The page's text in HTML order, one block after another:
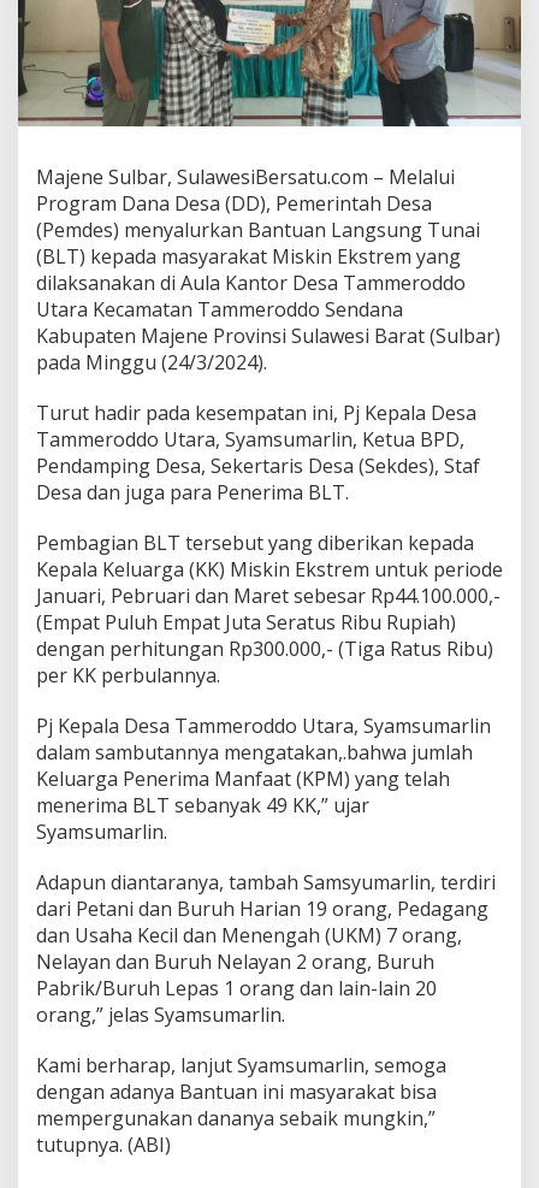
y
a
r
a
k
a
M
i
s
k
i
n
E
k
s
e
m
M
e
l
u
i
P
r
o
m
D
a
n
a
s
a
Majene Sulbar, SulawesiBersatu.com – Melalui
Program Dana Desa (DD), Pemerintah Desa
(Pemdes) menyalurkan Bantuan Langsung Tunai
(BLT) kepada masyarakat Miskin Ekstrem yang
dilaksanakan di Aula Kantor Desa Tammeroddo
Utara Kecamatan Tammeroddo Sendana
Kabupaten Majene Provinsi Sulawesi Barat (Sulbar)
pada Minggu (24/3/2024).
Turut hadir pada kesempatan ini, Pj Kepala Desa
Tammeroddo Utara, Syamsumarlin, Ketua BPD,
Pendamping Desa, Sekertaris Desa (Sekdes), Staf
Desa dan juga para Penerima BLT.
Pembagian BLT tersebut yang diberikan kepada
Kepala Keluarga (KK) Miskin Ekstrem untuk periode
Januari, Pebruari dan Maret sebesar Rp44.100.000,-
(Empat Puluh Empat Juta Seratus Ribu Rupiah)
dengan perhitungan Rp300.000,- (Tiga Ratus Ribu)
per KK perbulannya.
Pj Kepala Desa Tammeroddo Utara, Syamsumarlin
dalam sambutannya mengatakan,.bahwa jumlah
Keluarga Penerima Manfaat (KPM) yang telah
menerima BLT sebanyak 49 KK,” ujar
Syamsumarlin.
Adapun diantaranya, tambah Samsyumarlin, terdiri
dari Petani dan Buruh Harian 19 orang, Pedagang
dan Usaha Kecil dan Menengah (UKM) 7 orang,
Nelayan dan Buruh Nelayan 2 orang, Buruh
Pabrik/Buruh Lepas 1 orang dan lain-lain 20
orang,” jelas Syamsumarlin.
Kami berharap, lanjut Syamsumarlin, semoga
dengan adanya Bantuan ini masyarakat bisa
mempergunakan dananya sebaik mungkin,”
tutupnya. (ABI)